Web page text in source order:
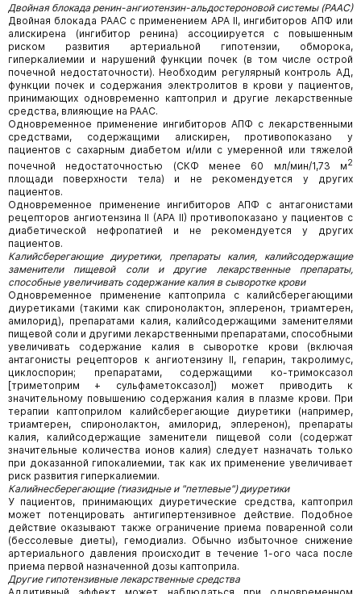
Двойная блокада ренин-ангиотензин-альдостероновой системы (РААС)
Двойная блокада РААС с применением АРА II, ингибиторов АПФ или
алискирена (ингибитор ренина) ассоциируется с повышенным
риском развития артериальной гипотензии, обморока,
гиперкалиемии и нарушений функции почек (в том числе острой
почечной недостаточности). Необходим регулярный контроль АД,
функции почек и содержания электролитов в крови у пациентов,
принимающих одновременно каптоприл и другие лекарственные
средства, влияющие на РААС.
Одновременное применение ингибиторов АПФ с лекарственными
средствами, содержащими алискирен, противопоказано у
пациентов с сахарным диабетом и/или с умеренной или тяжелой
почечной недостаточностью (СКФ менее 60 мл/мин/1,73 м2
площади поверхности тела) и не рекомендуется у других
пациентов.
Одновременное применение ингибиторов АПФ с антагонистами
рецепторов ангиотензина II (АРА II) противопоказано у пациентов с
диабетической нефропатией и не рекомендуется у других
пациентов.
Калийсберегающие диуретики, препараты калия, калийсодержащие
заменители пищевой соли и другие лекарственные препараты,
способные увеличивать содержание калия в сыворотке крови
Одновременное применение каптоприла с калийсберегающими
диуретиками (такими как спиронолактон, эплеренон, триамтерен,
амилорид), препаратами калия, калийсодержащими заменителями
пищевой соли и другими лекарственными препаратами, способными
увеличивать содержание калия в сыворотке крови (включая
антагонисты рецепторов к ангиотензину II, гепарин, такролимус,
циклоспорин; препаратами, содержащими ко-тримоксазол
[триметоприм + сульфаметоксазол]) может приводить к
значительному повышению содержания калия в плазме крови. При
терапии каптоприлом калийсберегающие диуретики (например,
триамтерен, спиронолактон, амилорид, эплеренон), препараты
калия, калийсодержащие заменители пищевой соли (содержат
значительные количества ионов калия) следует назначать только
при доказанной гипокалиемии, так как их применение увеличивает
риск развития гиперкалиемии.
Калийнесберегающие (тиазидные и "петлевые") диуретики
У пациентов, принимающих диуретические средства, каптоприл
может потенцировать антигипертензивное действие. Подобное
действие оказывают также ограничение приема поваренной соли
(бессолевые диеты), гемодиализ. Обычно избыточное снижение
артериального давления происходит в течение 1-ого часа после
приема первой назначенной дозы каптоприла.
Другие гипотензивные лекарственные средства